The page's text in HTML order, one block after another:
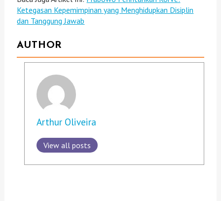
Ketegasan Kepemimpinan yang Menghidupkan Disiplin
dan Tanggung Jawab
AUTHOR
Arthur Oliveira
View all posts